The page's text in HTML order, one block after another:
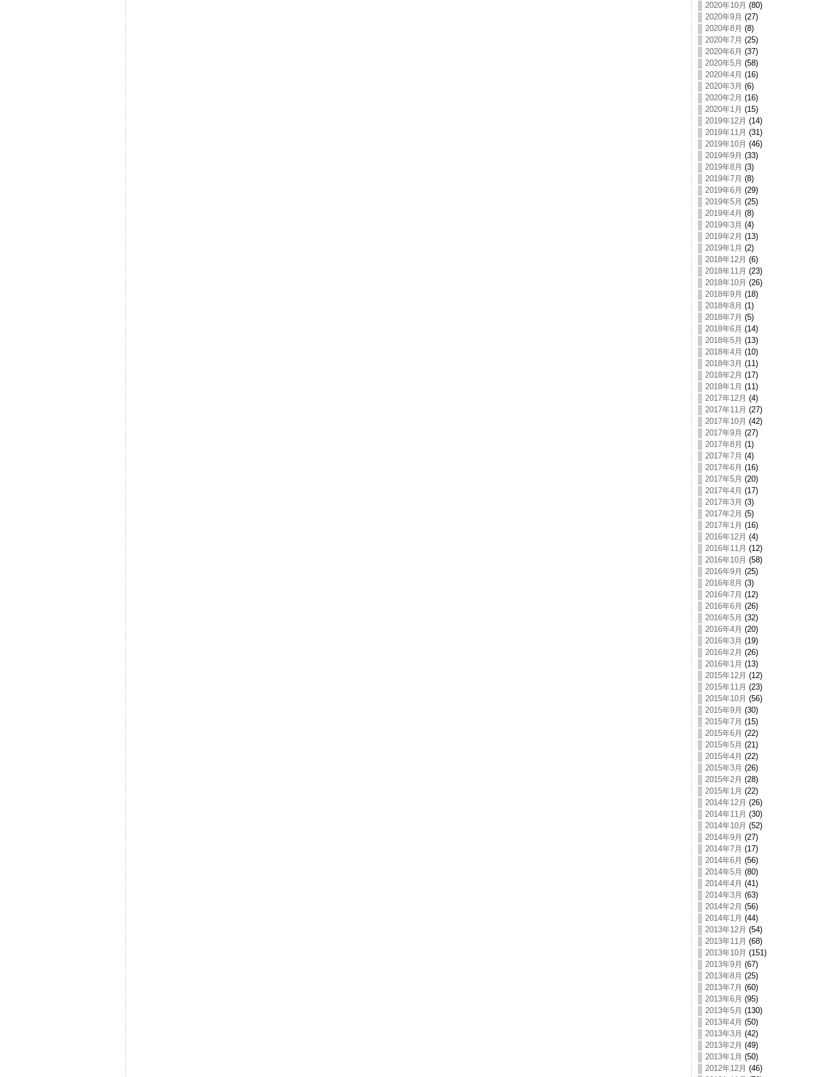
2020年10月 (80)
2020年9月 (27)
2020年8月 (8)
2020年7月 (25)
2020年6月 (37)
2020年5月 (58)
2020年4月 (16)
2020年3月 (6)
2020年2月 (16)
2020年1月 (15)
2019年12月 (14)
2019年11月 (31)
2019年10月 (46)
2019年9月 (33)
2019年8月 (3)
2019年7月 (8)
2019年6月 (29)
2019年5月 (25)
2019年4月 (8)
2019年3月 (4)
2019年2月 (13)
2019年1月 (2)
2018年12月 (6)
2018年11月 (23)
2018年10月 (26)
2018年9月 (18)
2018年8月 (1)
2018年7月 (5)
2018年6月 (14)
2018年5月 (13)
2018年4月 (10)
2018年3月 (11)
2018年2月 (17)
2018年1月 (11)
2017年12月 (4)
2017年11月 (27)
2017年10月 (42)
2017年9月 (27)
2017年8月 (1)
2017年7月 (4)
2017年6月 (16)
2017年5月 (20)
2017年4月 (17)
2017年3月 (3)
2017年2月 (5)
2017年1月 (16)
2016年12月 (4)
2016年11月 (12)
2016年10月 (58)
2016年9月 (25)
2016年8月 (3)
2016年7月 (12)
2016年6月 (26)
2016年5月 (32)
2016年4月 (20)
2016年3月 (19)
2016年2月 (26)
2016年1月 (13)
2015年12月 (12)
2015年11月 (23)
2015年10月 (56)
2015年9月 (30)
2015年7月 (15)
2015年6月 (22)
2015年5月 (21)
2015年4月 (22)
2015年3月 (26)
2015年2月 (28)
2015年1月 (22)
2014年12月 (26)
2014年11月 (30)
2014年10月 (52)
2014年9月 (27)
2014年7月 (17)
2014年6月 (56)
2014年5月 (80)
2014年4月 (41)
2014年3月 (63)
2014年2月 (56)
2014年1月 (44)
2013年12月 (54)
2013年11月 (68)
2013年10月 (151)
2013年9月 (67)
2013年8月 (25)
2013年7月 (60)
2013年6月 (95)
2013年5月 (130)
2013年4月 (50)
2013年3月 (42)
2013年2月 (49)
2013年1月 (50)
2012年12月 (46)